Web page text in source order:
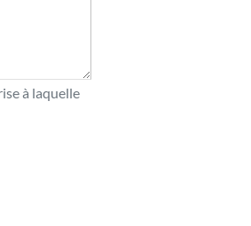
à laquelle